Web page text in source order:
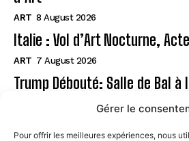
Gérer le
Pour offrir les meilleures expériences, nous
ART 8 August 2026
Italie : Vol d’Art Nocturne,
ART 7 August 2026
Trump Débouté: Salle de Bal à